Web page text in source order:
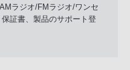
ラジオ/FMラジオ/ワンセ
証書、製品のサポート登